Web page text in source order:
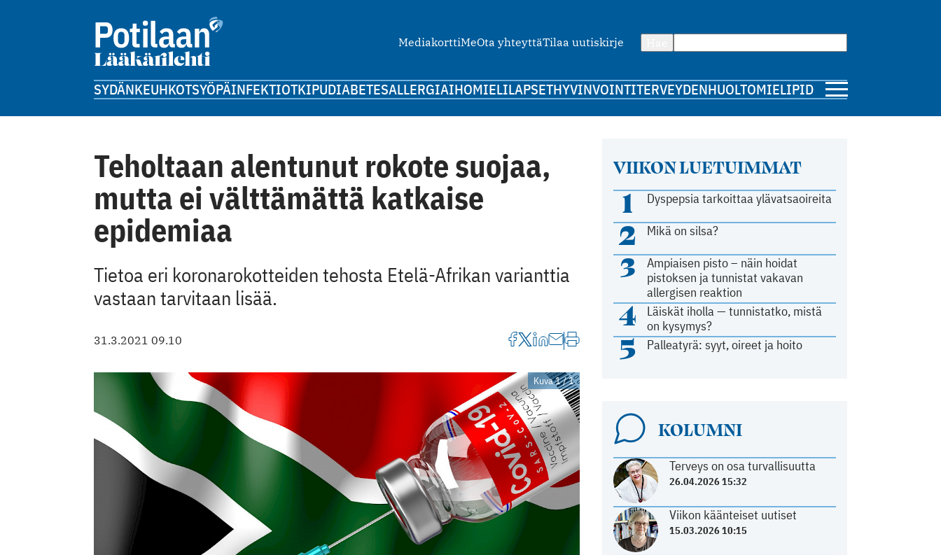
MediakorttiMeOta yhteyttäTilaa uutiskirje
SYDÄNKEUHKOTSYÖPÄINFEKTIOTKIPUDIABETESALLERGIAIHOMIELILAPSETHYVINVOINTITERVEYDENHUOLTOMIELIPIDE
VIIKON LUETUIMMAT
1 Dyspepsia tarkoittaa ylävatsaoireita
2 Mikä on silsa?
3
Ampiaisen pisto – näin hoidat
pistoksen ja tunnistat vakavan
allergisen reaktion
4
Läiskät iholla — tunnistatko, mistä
on kysymys?
5 Palleatyrä: syyt, oireet ja hoito
KOLUMNI
Terveys on osa turvallisuutta
26.04.2026 15:32
Viikon käänteiset uutiset
15.03.2026 10:15
Teholtaan alentunut rokote suojaa,
mutta ei välttämättä katkaise
epidemiaa
Tietoa eri koronarokotteiden tehosta Etelä-Afrikan varianttia
vastaan tarvitaan lisää.
31.3.2021 09.10
Kuva 1 / 1